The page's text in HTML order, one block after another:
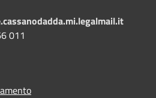
011